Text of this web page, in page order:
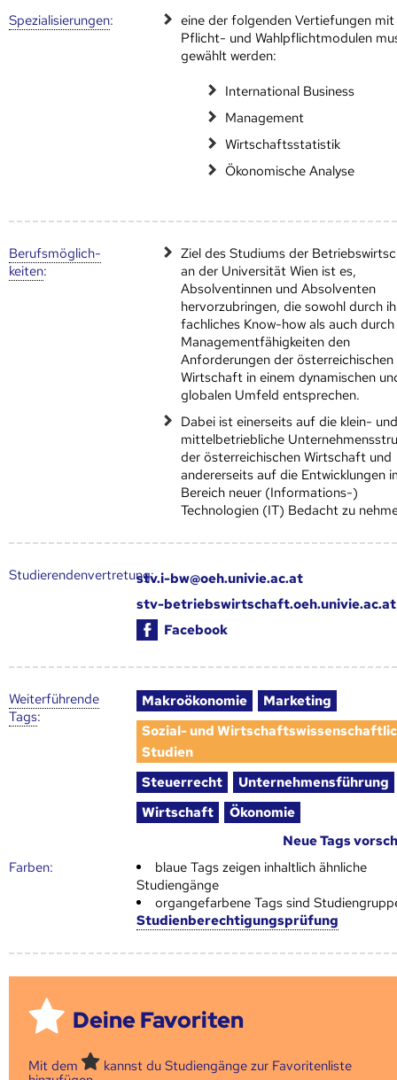
Speziali­sierungen:
eine der folgenden Vertiefungen mit
Pflicht- und Wahlpflichtmodulen
gewählt werden:
International Business
Management
Wirtschaftsstatistik
Ökonomische Analyse
Berufs­möglich­
keiten:
Ziel des Studiums der
an der Universität Wien ist es,
Absolventinnen und Absolventen
hervorzubringen, die sowohl durch
fachliches Know-how als auch durch
Managementfähigkeiten den
Anforderungen der österreichischen
Wirtschaft in einem dynamischen
globalen Umfeld entsprechen.
Dabei ist einerseits auf die klein-
mittelbetriebliche
der österreichischen Wirtschaft und
andererseits auf die Entwicklungen
Bereich neuer (Informations-)
Technologien (IT) Bedacht zu
Studierendenvertretung:stv.i-bw@oeh.univie.ac.at
stv-betriebswirtschaft.oeh.univie.ac.at
Facebook
Weiter­führende
Tags:
Makroökonomie
Marketing
Sozial- und
Studien
Steuerrecht
Unternehmensführung
Wirtschaft
Ökonomie
Neue Tags
Farben:
blaue Tags zeigen inhaltlich ähnliche
Studiengänge
organgefarbene Tags sind
Studienberechtigungsprüfung
Deine Favoriten
Mit dem
kannst du Studiengänge zur Favoritenliste